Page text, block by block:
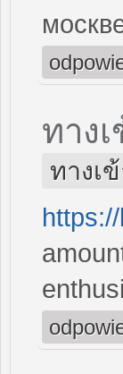
ทางเ
ทางเ